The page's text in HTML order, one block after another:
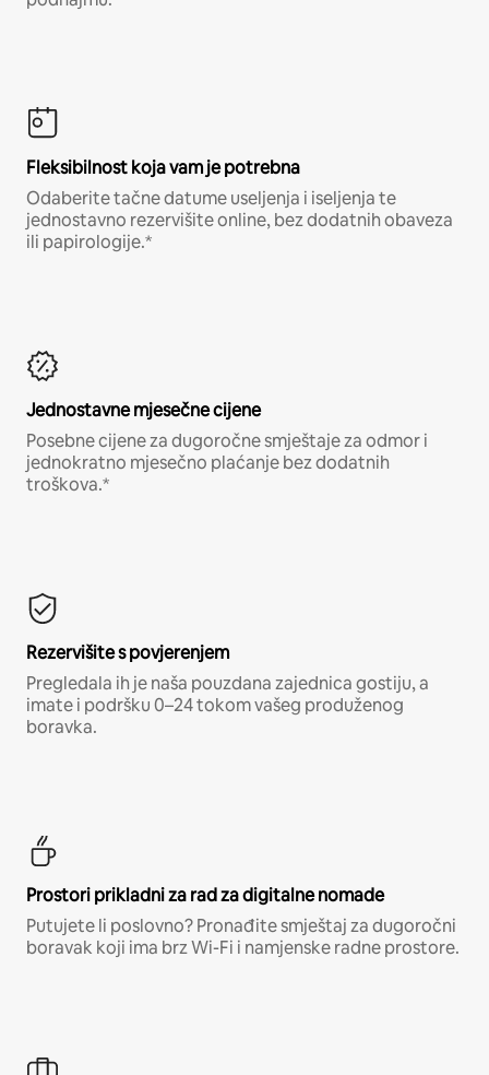
Fleksibilnost koja vam je potrebna
Odaberite tačne datume useljenja i iseljenja te
jednostavno rezervišite online, bez dodatnih obaveza
ili papirologije.*
Jednostavne mjesečne cijene
Posebne cijene za dugoročne smještaje za odmor i
jednokratno mjesečno plaćanje bez dodatnih
troškova.*
Rezervišite s povjerenjem
Pregledala ih je naša pouzdana zajednica gostiju, a
imate i podršku 0–24 tokom vašeg produženog
boravka.
Prostori prikladni za rad za digitalne nomade
Putujete li poslovno? Pronađite smještaj za dugoročni
boravak koji ima brz Wi-Fi i namjenske radne prostore.